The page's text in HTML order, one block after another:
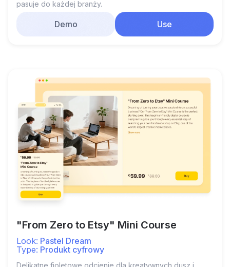
pasuje do każdej branży.
Demo Use
"From Zero to Etsy" Mini Course
Look: Pastel Dream
Type: Produkt cyfrowy
Delikatne fioletowe odcienie dla kreatywnych dusz i